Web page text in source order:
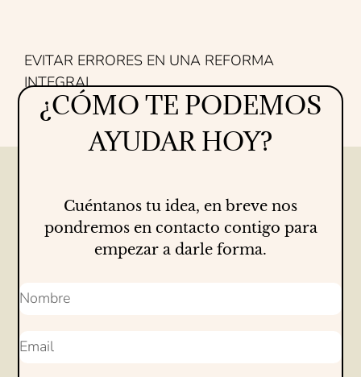
EVITAR ERRORES EN UNA REFORMA
INTEGRAL
Proyectos 14/07/2026
¿CÓMO TE PODEMOS
AYUDAR HOY?
Cuéntanos tu idea, en breve nos
pondremos en contacto contigo para
empezar a darle forma.